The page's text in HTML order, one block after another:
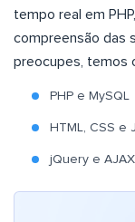
tempo real em
compreensão das
preocupes, temos
PHP e MySQL
HTML, CSS e
jQuery e AJAX